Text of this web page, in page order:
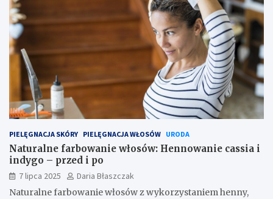
PIELĘGNACJA SKÓRY PIELĘGNACJA WŁOSÓW URODA
Naturalne farbowanie włosów: Hennowanie cassia i
indygo – przed i po
7 lipca 2025
Daria Błaszczak
Naturalne farbowanie włosów z wykorzystaniem henny,